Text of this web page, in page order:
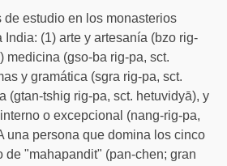
de estudio en los monasterios
India: (1) arte y artesanía (bzo rig-
medicina (gso-ba rig-pa, sct.
y gramática (sgra rig-pa, sct.
(gtan-tshig rig-pa, sct. hetuvidyā), y
o excepcional (nang-rig-pa,
una persona que domina los cinco
de "mahapandit" (pan-chen; gran